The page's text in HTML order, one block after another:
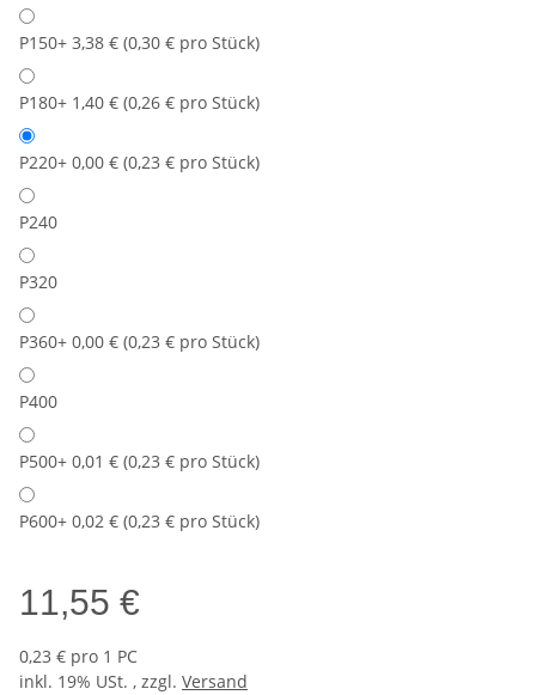
P150+ 3,38 € (0,30 € pro Stück)
P180+ 1,40 € (0,26 € pro Stück)
P220+ 0,00 € (0,23 € pro Stück)
P240
P320
P360+ 0,00 € (0,23 € pro Stück)
P400
P500+ 0,01 € (0,23 € pro Stück)
P600+ 0,02 € (0,23 € pro Stück)
11,55 €
0,23 € pro 1 PC
inkl. 19% USt. , zzgl. Versand